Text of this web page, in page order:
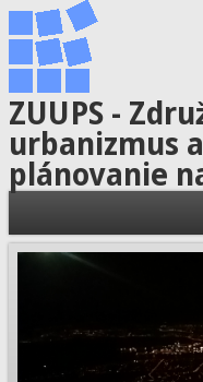
ZUUPS -
urbanizmus
plánovanie